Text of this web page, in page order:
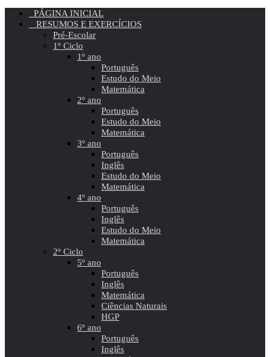
PÁGINA INICIAL
RESUMOS E EXERCÍCIOS
Pré-Escolar
1º Ciclo
1º ano
Português
Estudo do Meio
Matemática
2º ano
Português
Estudo do Meio
Matemática
3º ano
Português
Inglês
Estudo do Meio
Matemática
4º ano
Português
Inglês
Estudo do Meio
Matemática
2º Ciclo
5º ano
Português
Inglês
Matemática
Ciências Naturais
HGP
6º ano
Português
Inglês